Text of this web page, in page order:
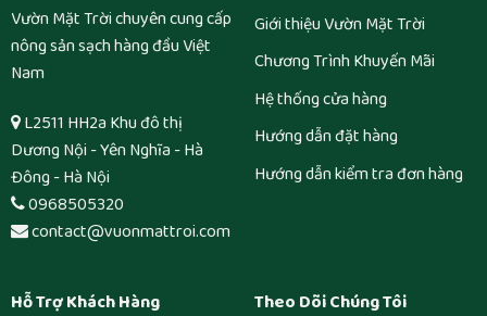
Vườn Mặt Trời chuyên cung cấp
nông sản sạch hàng đầu Việt
Nam
L2511 HH2a Khu đô thị
Dương Nội - Yên Nghĩa - Hà
Đông - Hà Nội
0968505320
contact@vuonmattroi.com
Giới thiệu Vườn Mặt Trời
Chương Trình Khuyến Mãi
Hệ thống cửa hàng
Hướng dẫn đặt hàng
Hướng dẫn kiểm tra đơn hàng
Hỗ Trợ Khách Hàng Theo Dõi Chúng Tôi